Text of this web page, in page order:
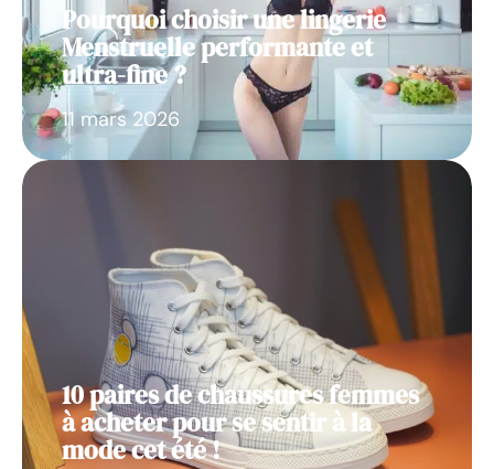
Pourquoi choisir une lingerie
Menstruelle performante et
ultra-fine ?
11 mars 2026
10 paires de chaussures femmes
à acheter pour se sentir à la
mode cet été !